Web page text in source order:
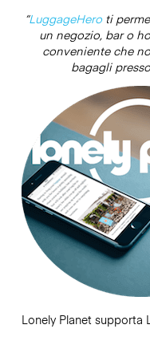
“LuggageHeroti
un negozio, bar o
conveniente che
bagagli
Lonely Planet supporta